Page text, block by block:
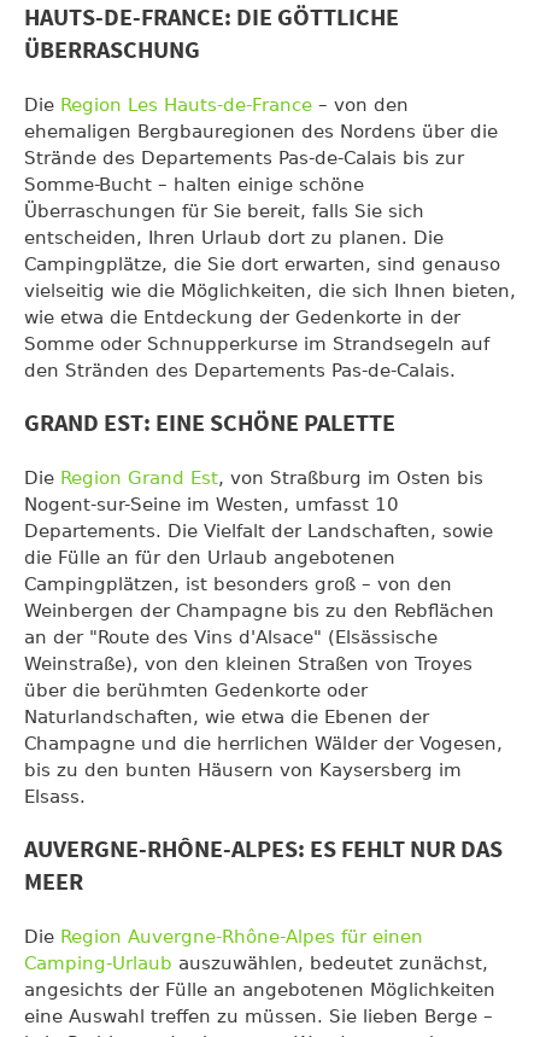
HAUTS-DE-FRANCE: DIE GÖTTLICHE
ÜBERRASCHUNG
Die Region Les Hauts-de-France – von den
ehemaligen Bergbauregionen des Nordens über die
Strände des Departements Pas-de-Calais bis zur
Somme-Bucht – halten einige schöne
Überraschungen für Sie bereit, falls Sie sich
entscheiden, Ihren Urlaub dort zu planen. Die
Campingplätze, die Sie dort erwarten, sind genauso
vielseitig wie die Möglichkeiten, die sich Ihnen bieten,
wie etwa die Entdeckung der Gedenkorte in der
Somme oder Schnupperkurse im Strandsegeln auf
den Stränden des Departements Pas-de-Calais.
GRAND EST: EINE SCHÖNE PALETTE
Die Region Grand Est, von Straßburg im Osten bis
Nogent-sur-Seine im Westen, umfasst 10
Departements. Die Vielfalt der Landschaften, sowie
die Fülle an für den Urlaub angebotenen
Campingplätzen, ist besonders groß – von den
Weinbergen der Champagne bis zu den Rebflächen
an der "Route des Vins d'Alsace" (Elsässische
Weinstraße), von den kleinen Straßen von Troyes
über die berühmten Gedenkorte oder
Naturlandschaften, wie etwa die Ebenen der
Champagne und die herrlichen Wälder der Vogesen,
bis zu den bunten Häusern von Kaysersberg im
Elsass.
AUVERGNE-RHÔNE-ALPES: ES FEHLT NUR DAS
MEER
Die Region Auvergne-Rhône-Alpes für einen
Camping-Urlaub auszuwählen, bedeutet zunächst,
angesichts der Fülle an angebotenen Möglichkeiten
eine Auswahl treffen zu müssen. Sie lieben Berge –